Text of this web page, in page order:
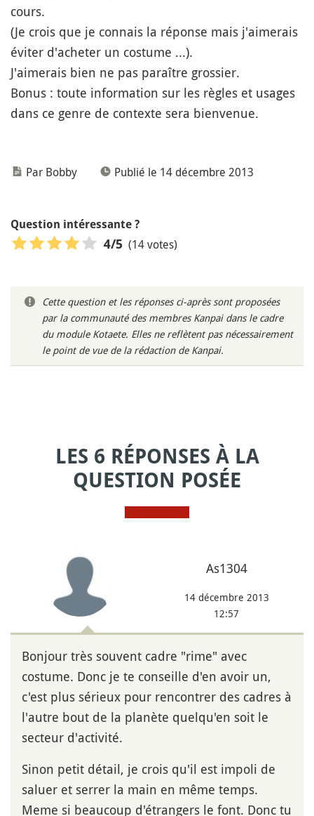
cours.
(Je crois que je connais la réponse mais j'aimerais
éviter d'acheter un costume ...).
J'aimerais bien ne pas paraître grossier.
Bonus : toute information sur les règles et usages
dans ce genre de contexte sera bienvenue.
Par Bobby Publié le 14 décembre 2013
Question intéressante ?
4/5 (14 votes)
Cette question et les réponses ci-après sont proposées
par la communauté des membres Kanpai dans le cadre
du module Kotaete. Elles ne reflètent pas nécessairement
le point de vue de la rédaction de Kanpai.
LES 6 RÉPONSES À LA
QUESTION POSÉE
As1304
14 décembre 2013
12:57
Bonjour très souvent cadre "rime" avec
costume. Donc je te conseille d'en avoir un,
c'est plus sérieux pour rencontrer des cadres à
l'autre bout de la planète quelqu'en soit le
secteur d'activité.
Sinon petit détail, je crois qu'il est impoli de
saluer et serrer la main en même temps.
Meme si beaucoup d'étrangers le font. Donc tu